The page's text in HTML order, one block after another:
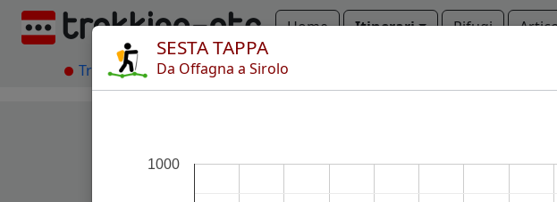
Home Itinerari Rifugi
Trekking TraversaMarche Sesta tappa
SESTA TAPPA
Da Offagna a Sirolo
1000
termini d'uso-